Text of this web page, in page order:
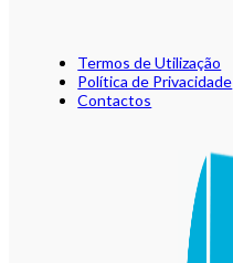
Termos de Utilização
Política de Privacidade
Contactos